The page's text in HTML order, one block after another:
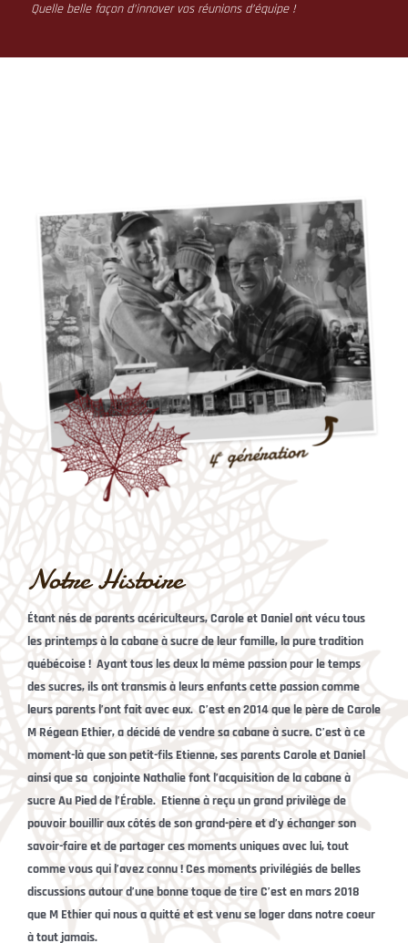
Quelle belle façon d’innover vos réunions d’équipe !
Notre Histoire
Étant nés de parents acériculteurs, Carole et Daniel ont vécu tous
les printemps à la cabane à sucre de leur famille, la pure tradition
québécoise ! Ayant tous les deux la même passion pour le temps
des sucres, ils ont transmis à leurs enfants cette passion comme
leurs parents l’ont fait avec eux. C’est en 2014 que le père de Carole
M Régean Ethier, a décidé de vendre sa cabane à sucre. C’est à ce
moment-là que son petit-fils Etienne, ses parents Carole et Daniel
ainsi que sa conjointe Nathalie font l’acquisition de la cabane à
sucre Au Pied de l’Érable. Etienne à reçu un grand privilège de
pouvoir bouillir aux côtés de son grand-père et d’y échanger son
savoir-faire et de partager ces moments uniques avec lui, tout
comme vous qui l’avez connu ! Ces moments privilégiés de belles
discussions autour d’une bonne toque de tire C’est en mars 2018
que M Ethier qui nous a quitté et est venu se loger dans notre coeur
à tout jamais.